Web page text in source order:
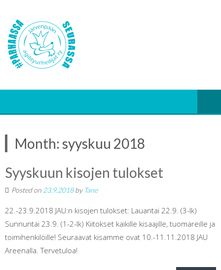
Month: syyskuu 2018
Syyskuun kisojen tulokset
Posted on 23.9.2018by Tane
22.-23.9.2018 JAU:n kisojen tulokset: Lauantai 22.9. (3-lk)
Sunnuntai 23.9. (1-2-lk) Kiitokset kaikille kisaajille, tuomareille ja
toimihenkilöille! Seuraavat kisamme ovat 10.-11.11.2018 JAU
Areenalla. Tervetuloa!